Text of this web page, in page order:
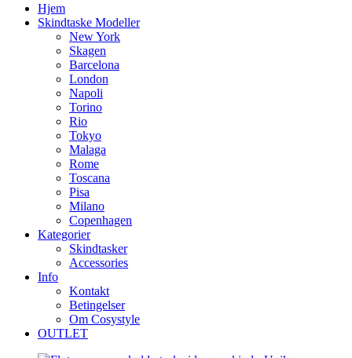
Hjem
Skindtaske Modeller
New York
Skagen
Barcelona
London
Napoli
Torino
Rio
Tokyo
Malaga
Rome
Toscana
Pisa
Milano
Copenhagen
Kategorier
Skindtasker
Accessories
Info
Kontakt
Betingelser
Om Cosystyle
OUTLET